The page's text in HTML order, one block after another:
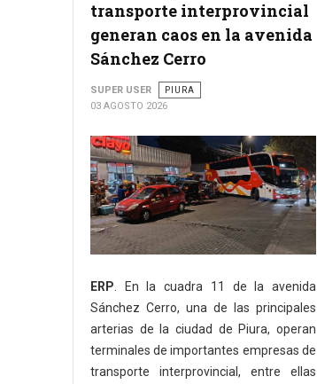
transporte interprovincial
generan caos en la avenida
Sánchez Cerro
SUPER USER
PIURA
03 AGOSTO 2026
ERP . En la cuadra 11 de la avenida
Sánchez Cerro, una de las principales
arterias de la ciudad de Piura, operan
terminales de importantes empresas de
transporte interprovincial, entre ellas